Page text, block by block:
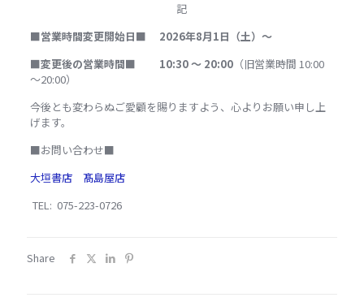
記
■営業時間変更開始日■
2026年8月1日（土）～
■変更後の営業時間■
10:30 ～ 20:00（旧営業時間 10:00
～20:00）
今後とも変わらぬご愛顧を賜りますよう、心よりお願い申し上
げます。
■お問い合わせ■
大垣書店 髙島屋店
TEL: 075-223-0726
Share